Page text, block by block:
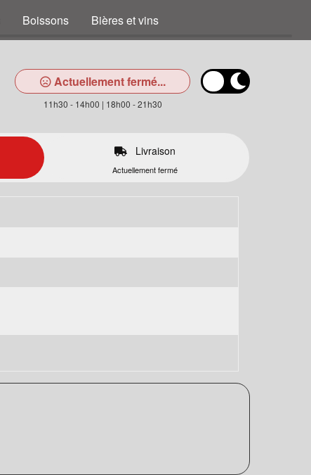
Boissons Bières et vins
Actuellement fermé...
11h30 - 14h00 | 18h00 - 21h30
Livraison
Actuellement fermé